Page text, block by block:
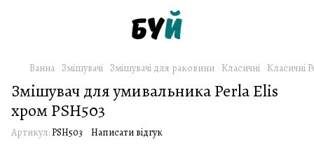
Ванна Змішувачі Змішувачі для раковини Класичні Класичні
Змішувач для умивальника Perla Elis
хром PSH503
Артикул:PSH503 Написати відгук